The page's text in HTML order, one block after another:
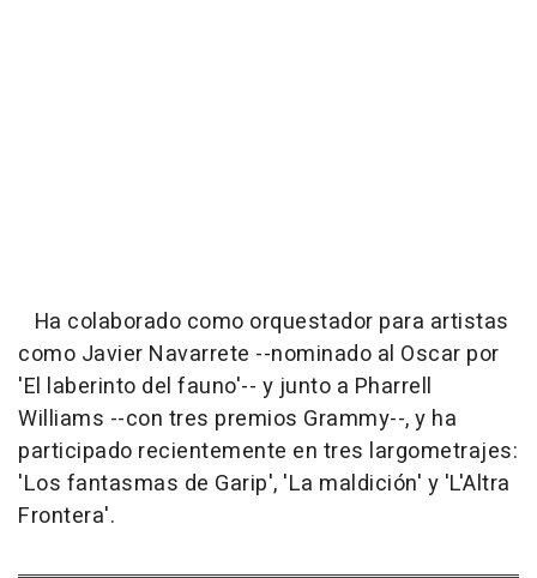
Ha colaborado como orquestador para artistas
como Javier Navarrete --nominado al Oscar por
'El laberinto del fauno'-- y junto a Pharrell
Williams --con tres premios Grammy--, y ha
participado recientemente en tres largometrajes:
'Los fantasmas de Garip', 'La maldición' y 'L'Altra
Frontera'.